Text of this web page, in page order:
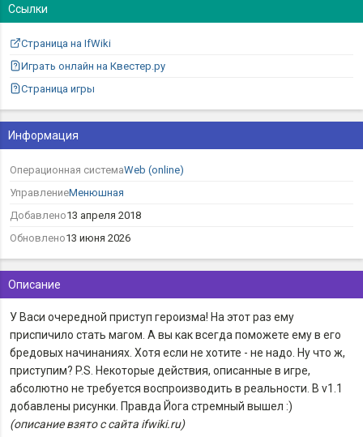
Описание
У Васи очередной приступ героизма! На этот раз ему
приспичило стать магом. А вы как всегда поможете ему в его
бредовых начинаниях. Хотя если не хотите - не надо. Ну что ж,
приступим? P.S. Некоторые действия, описанные в игре,
абсолютно не требуется воспроизводить в реальности. В v1.1
добавлены рисунки. Правда Йога стремный вышел :)
(описание взято с сайта ifwiki.ru)
Ссылки
Страница на IfWiki
Играть онлайн на Квестер.ру
Страница игры
Информация
Операционная системаWeb (online)
УправлениеМенюшная
Добавлено13 апреля 2018
Обновлено13 июня 2026